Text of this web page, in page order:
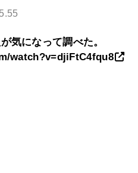
気になって調べた。
watch?v=djiFtC4fqu8